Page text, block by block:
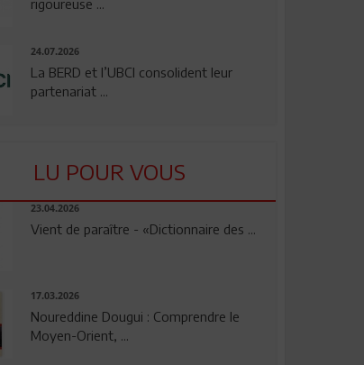
rigoureuse ...
24.07.2026
La BERD et l’UBCI consolident leur
partenariat ...
LU POUR VOUS
23.04.2026
Vient de paraître - «Dictionnaire des ...
17.03.2026
Noureddine Dougui : Comprendre le
Moyen-Orient, ...